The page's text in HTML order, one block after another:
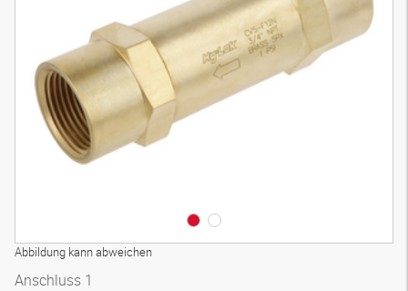
Abbildung kann abweichen
Anschluss 1